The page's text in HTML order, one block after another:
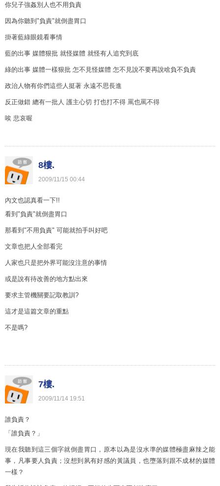
你兒子強姦別人也不用負責
因為你聽到"負責"就倒盡胃口
掛著藍綠眼鏡看事情
藍的出事 媒體狠批 就怪媒體 就怪有人追究到底
綠的出事 媒體一樣狠批 怎不見怪媒體 怎不見說不要再說啥負不負責
政治人物有你們這些人挺著 永遠不思長進
反正做錯 總有一批人 護主心切 打也打不得 罵也罵不得
唉 悲哀喔
8樓.
2009/11/15 00:44
內文也認真看一下!!
看到"負責"就倒盡胃口
那看到"不用負責" 可能就拍手叫好吧
文章也把人全部看完
人家也只是把外界可能沒注意的事情
或是說有待改善的地方點出來
要求主管機關要記取教訓?
這才是這篇文章的重點
不是嗎?
7樓.
2009/11/14 19:51
誰負責？
「誰負責？」
現在我聽到這三個字就倒盡胃口，原本以為是沒水準的媒體極盡麻辣之能
事，凡事要人負責；沒想到夙有好感的黃議員，也墮落到跟不成材的媒體
一樣？